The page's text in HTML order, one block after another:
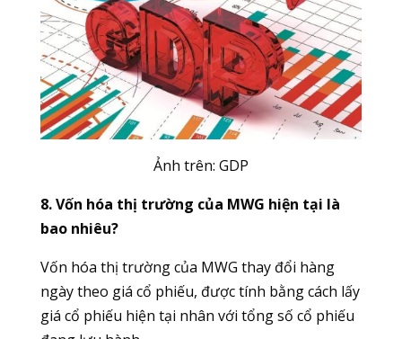
Ảnh trên: GDP
8. Vốn hóa thị trường của MWG hiện tại là
bao nhiêu?
Vốn hóa thị trường của MWG thay đổi hàng
ngày theo giá cổ phiếu, được tính bằng cách lấy
giá cổ phiếu hiện tại nhân với tổng số cổ phiếu